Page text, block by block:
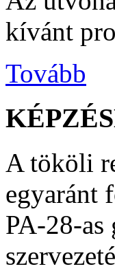
kívánt
Tovább
A tököli
egyaránt
PA-28-